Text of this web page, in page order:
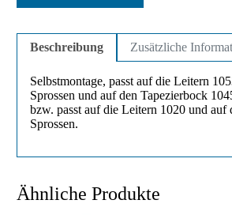
Beschreibung Zusätzliche
Selbstmontage, passt auf die Leitern
Sprossen und auf den Tapezierbock
bzw. passt auf die Leitern 1020 und auf
Sprossen.
Ähnliche Produkte